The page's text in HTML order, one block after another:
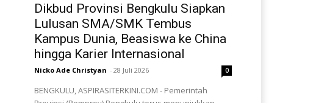
Dikbud Provinsi Bengkulu Siapkan
Lulusan SMA/SMK Tembus
Kampus Dunia, Beasiswa ke China
hingga Karier Internasional
Nicko Ade Christyan - 28 Juli 2026 0
BENGKULU, ASPIRASITERKINI.COM - Pemerintah